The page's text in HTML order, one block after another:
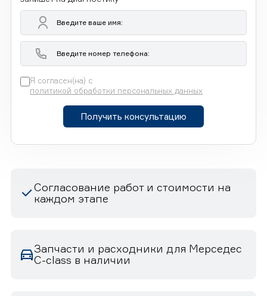
Я согласен(на) с
политикой обработки персональных данных
Получить консультацию
Согласование работ и стоимости на
каждом этапе
Запчасти и расходники для Мерседес
C-class в наличии